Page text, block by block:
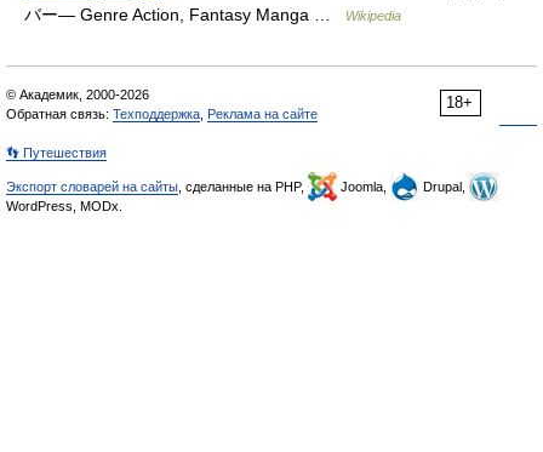
バー― Genre Action, Fantasy Manga …
Wikipedia
18+
© Академик, 2000-2026
Обратная связь: Техподдержка Реклама на сайте
👣 Путешествия
Экспорт словарей на сайты , сделанные на PHP, Joomla,
Drupal,
WordPress, MODx.